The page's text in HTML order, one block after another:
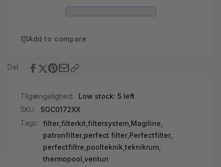
pumpe
inkl.
pumpe
Add to compare
Del
Tilgængelighed:
Low stock: 5 left
SKU:
SGC0172XX
Tags:
filter filterkit filtersystem Magiline
patronfilter perfect filter Perfectfilter
perfectfiltre poolteknik teknikrum
thermopool venturi